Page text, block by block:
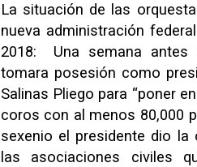
La situación de las
nueva administración
2018: Una semana antes
tomara posesión como
Salinas Pliego para “poner
coros con al menos 80,000
sexenio el presidente dio
las asociaciones civiles